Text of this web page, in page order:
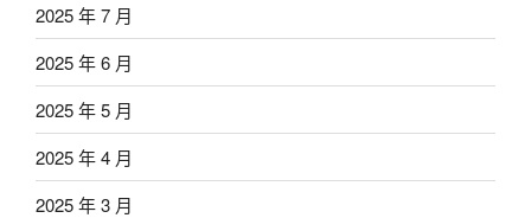
2025 年 7 月
2025 年 6 月
2025 年 5 月
2025 年 4 月
2025 年 3 月